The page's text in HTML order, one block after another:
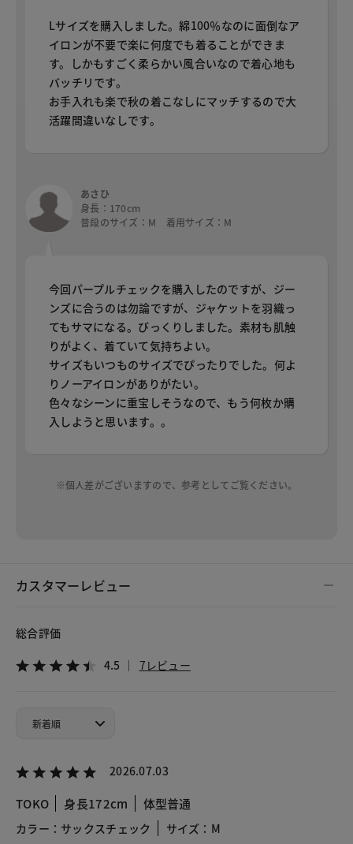
Lサイズを購入しました。綿100％なのに面倒なア
イロンが不要で楽に何度でも着ることができま
す。しかもすごく柔らかい風合いなので着心地も
バッチリです。
お手入れも楽で秋の着こなしにマッチするので大
活躍間違いなしです。
あさひ
身長：170cm
普段のサイズ：M 着用サイズ：M
今回パープルチェックを購入したのですが、ジー
ンズに合うのは勿論ですが、ジャケットを羽織っ
てもサマになる。びっくりしました。素材も肌触
りがよく、着ていて気持ちよい。
サイズもいつものサイズでぴったりでした。何よ
りノーアイロンがありがたい。
色々なシーンに重宝しそうなので、もう何枚か購
入しようと思います。。
※個人差がございますので、参考としてご覧ください。
カスタマーレビュー
総合評価
4.5 7レビュー
2026.07.03
TOKO 身長172cm 体型普通
カラー：サックスチェック サイズ：M